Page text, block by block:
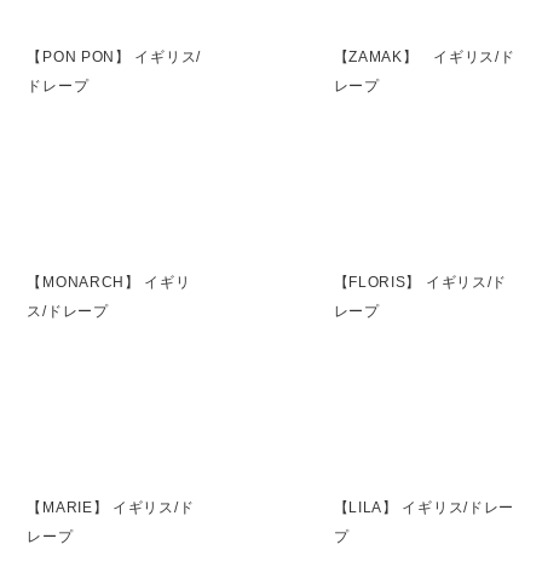
【PON PON】 イギリス/
ドレープ
【ZAMAK】 イギリス/ド
レープ
【MONARCH】 イギリ
ス/ドレープ
【FLORIS】 イギリス/ド
レープ
【MARIE】 イギリス/ド
レープ
【LILA】 イギリス/ドレー
プ